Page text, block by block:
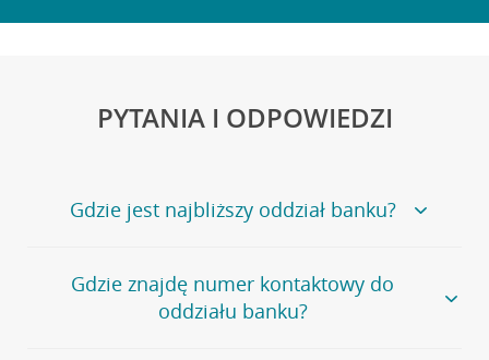
PYTANIA I ODPOWIEDZI
Gdzie jest najbliższy oddział banku?
Jeśli szukasz oddziału naszego banku, zapraszamy na
stronęPlacówki i bankomaty, na której znajduje się
wygodna wyszukiwarka.
Gdzie znajdę numer kontaktowy do
oddziału banku?